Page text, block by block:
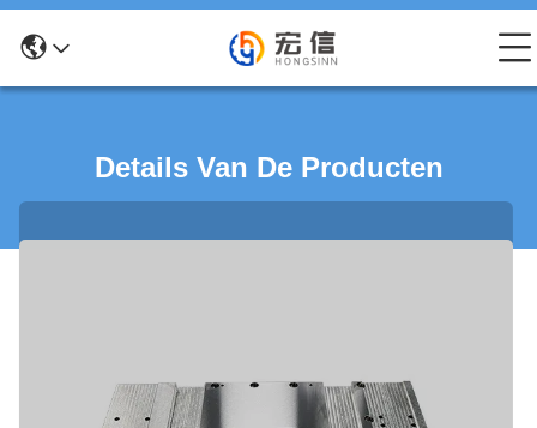
Details Van De Producten